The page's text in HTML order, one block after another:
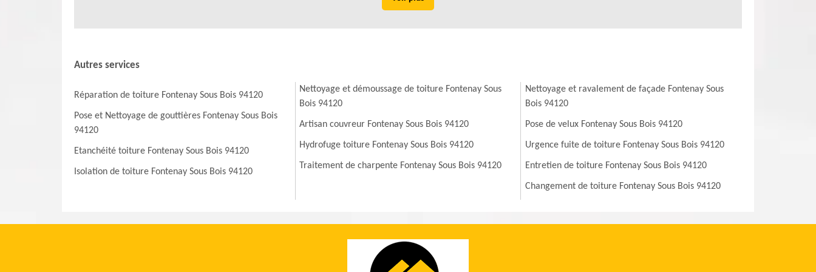
Autres services
Réparation de toiture Fontenay Sous Bois 94120
Pose et Nettoyage de gouttières Fontenay Sous Bois
94120
Etanchéité toiture Fontenay Sous Bois 94120
Isolation de toiture Fontenay Sous Bois 94120
Nettoyage et démoussage de toiture Fontenay Sous
Bois 94120
Artisan couvreur Fontenay Sous Bois 94120
Hydrofuge toiture Fontenay Sous Bois 94120
Traitement de charpente Fontenay Sous Bois 94120
Nettoyage et ravalement de façade Fontenay Sous
Bois 94120
Pose de velux Fontenay Sous Bois 94120
Urgence fuite de toiture Fontenay Sous Bois 94120
Entretien de toiture Fontenay Sous Bois 94120
Changement de toiture Fontenay Sous Bois 94120